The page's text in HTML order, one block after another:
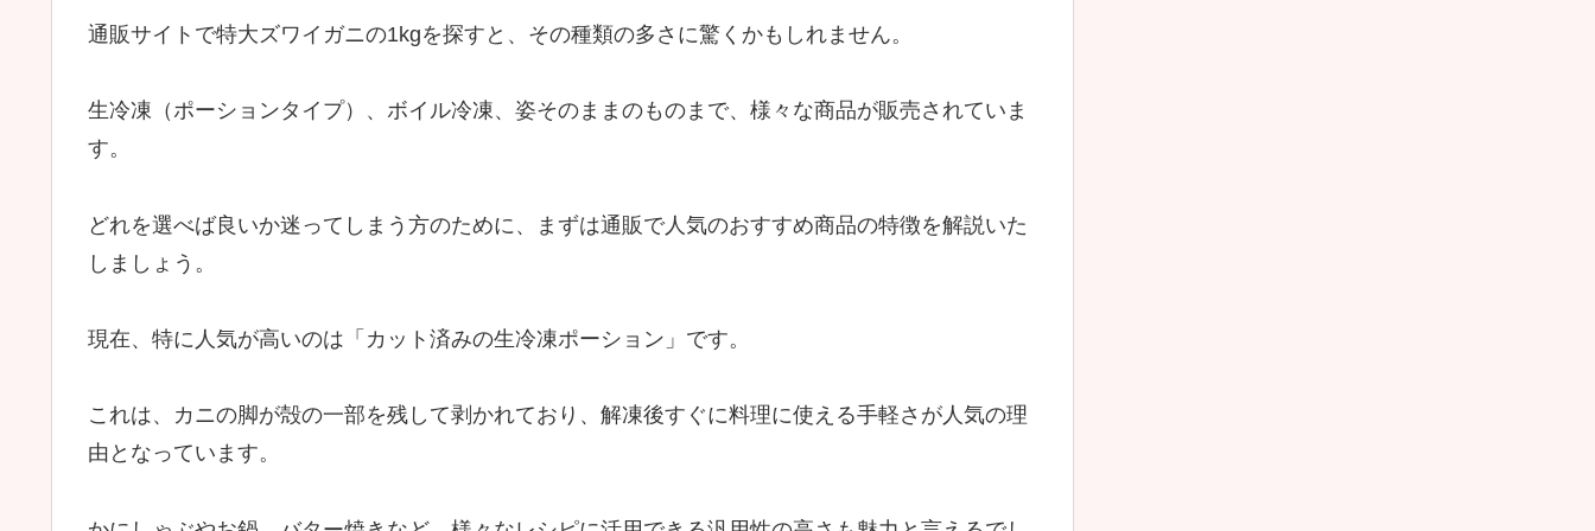
通販サイトで特大ズワイガニの1kgを探すと、その種類の多さに驚くかもしれません。
生冷凍（ポーションタイプ）、ボイル冷凍、姿そのままのものまで、様々な商品が販売されていま
す。
どれを選べば良いか迷ってしまう方のために、まずは通販で人気のおすすめ商品の特徴を解説いた
しましょう。
現在、特に人気が高いのは「カット済みの生冷凍ポーション」です。
これは、カニの脚が殻の一部を残して剥かれており、解凍後すぐに料理に使える手軽さが人気の理
由となっています。